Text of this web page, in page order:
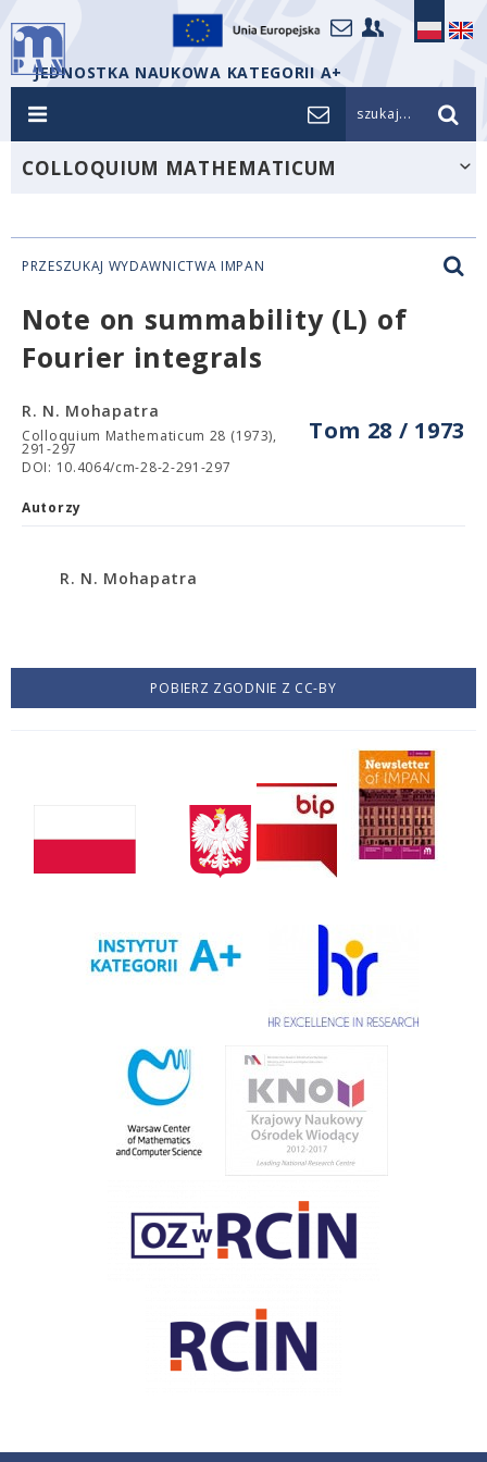
JEDNOSTKA NAUKOWA KATEGORII A+
szukaj...
COLLOQUIUM MATHEMATICUM
PRZESZUKAJ WYDAWNICTWA IMPAN
Note on summability (L) of
Fourier integrals
Tom 28 / 1973
R. N. Mohapatra
Colloquium Mathematicum 28 (1973),
291-297
DOI: 10.4064/cm-28-2-291-297
Autorzy
R. N. Mohapatra
POBIERZ ZGODNIE Z CC-BY